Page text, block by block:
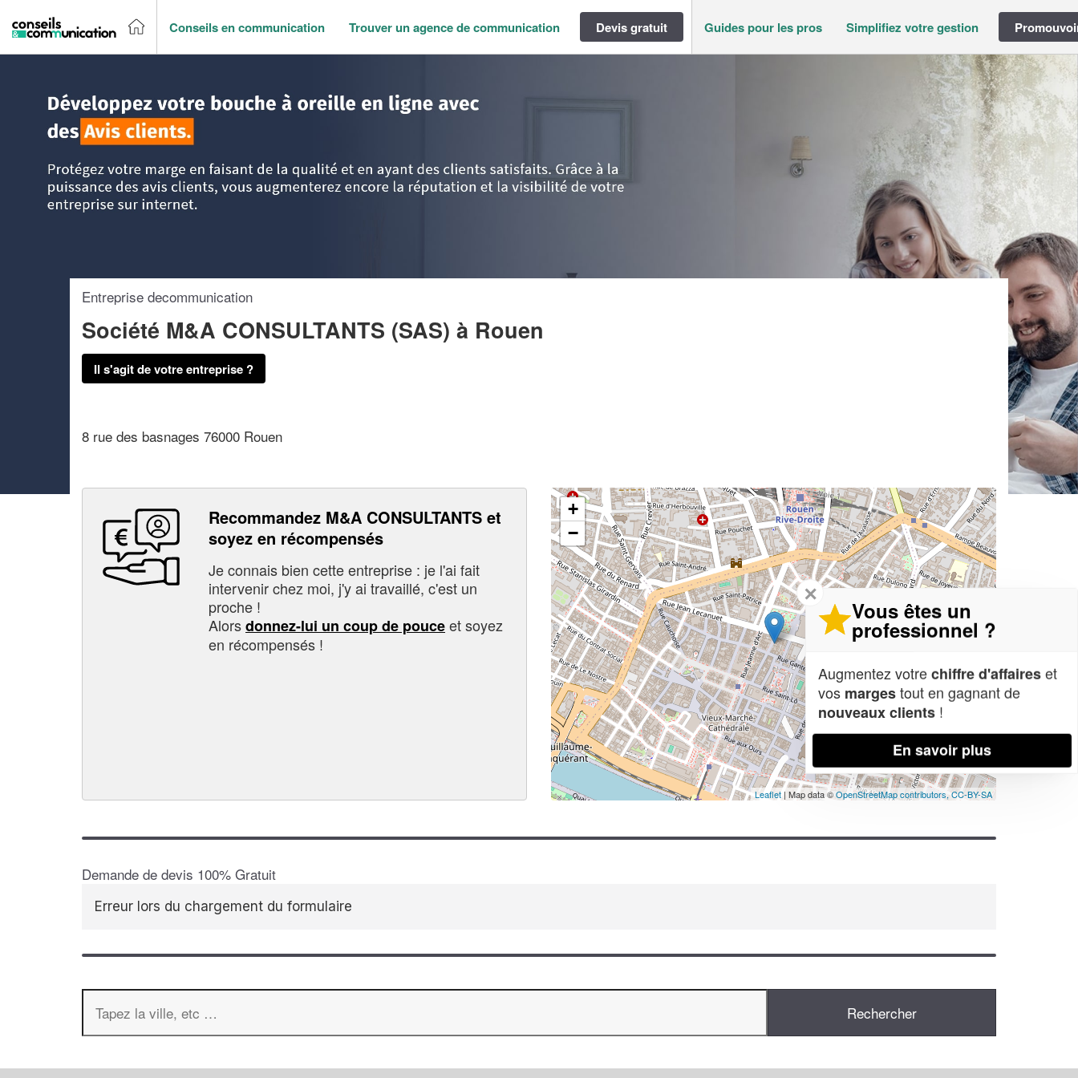
Conseils en communication Trouver un agence de communication Devis gratuit Guides pour les pros Simplifiez votre gestion
Entreprise decommunication
Société M&A CONSULTANTS (SAS) à Rouen
Il s'agit de votre entreprise ?
8 rue des basnages 76000 Rouen
Recommandez M&A CONSULTANTS et
soyez en récompensés
Je connais bien cette entreprise : je l'ai fait
intervenir chez moi, j'y ai travaillé, c'est un
proche !
Alorsdonnez-lui un coup de pouceet soyez
en récompensés !
+
−
Leaflet | Map data ©OpenStreetMap contributors,CC-BY-SA
Demande de devis 100% Gratuit
Erreur lors du chargement du formulaire
✕
Vous êtes un
professionnel ?
Augmentez votrechiffre d'affaireset
vos margestout en gagnant de
nouveaux clients !
En savoir plus